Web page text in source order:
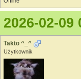
2026-02-09
Takto ^_^
Użytkownik